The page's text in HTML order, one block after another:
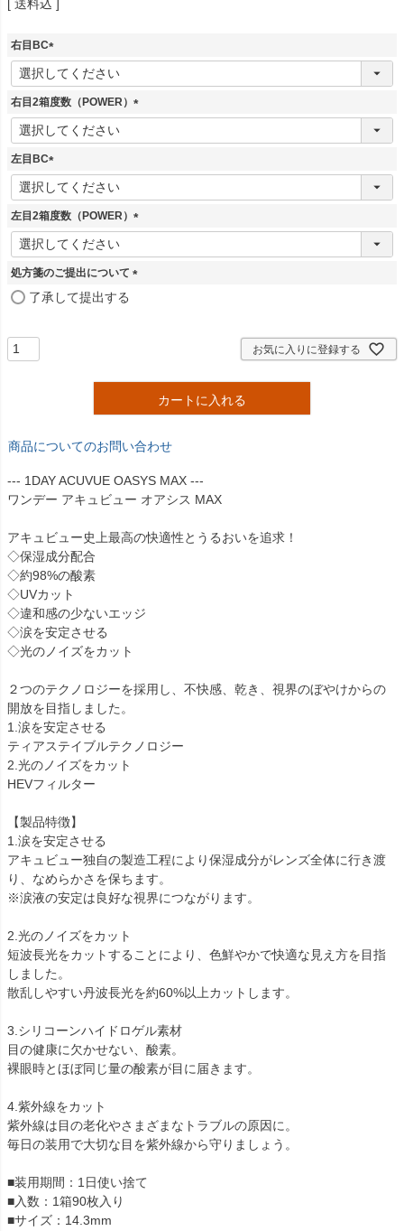
送料込
右目BC
(
必
須
右目2箱度数（POWER）
(
左目BC
(
必
須
左目2箱度数（POWER）
(
須
処方箋のご提出について
了承して提出する
お気に入りに登録する
カートに入れる
商品についてのお問い合わせ
--- 1DAY ACUVUE OASYS MAX ---
ワンデー アキュビュー オアシス MAX
アキュビュー史上最高の快適性とうるおいを追求！
◇保湿成分配合
◇約98%の酸素
◇UVカット
◇違和感の少ないエッジ
◇涙を安定させる
◇光のノイズをカット
２つのテクノロジーを採用し、不快感、乾き、視界のぼやけからの
開放を目指しました。
1.涙を安定させる
ティアステイブルテクノロジー
2.光のノイズをカット
HEVフィルター
【製品特徴】
1.涙を安定させる
アキュビュー独自の製造工程により保湿成分がレンズ全体に行き渡
り、なめらかさを保ちます。
※涙液の安定は良好な視界につながります。
2.光のノイズをカット
短波長光をカットすることにより、色鮮やかで快適な見え方を目指
しました。
散乱しやすい丹波長光を約60%以上カットします。
3.シリコーンハイドロゲル素材
目の健康に欠かせない、酸素。
裸眼時とほぼ同じ量の酸素が目に届きます。
4.紫外線をカット
紫外線は目の老化やさまざまなトラブルの原因に。
毎日の装用で大切な目を紫外線から守りましょう。
■装用期間：1日使い捨て
■入数：1箱90枚入り
■サイズ：14.3mm